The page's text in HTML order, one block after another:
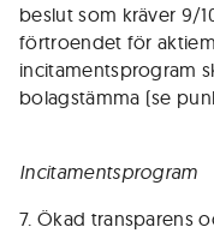
beslut som kräver 9/
förtroendet för
incitamentsprogram
bolagstämma (se
Incitamentsprogram
7. Ökad transparens